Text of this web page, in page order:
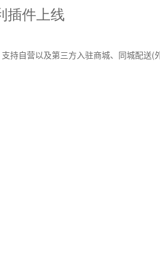
插件上线
持自营以及第三方入驻商城、同城配